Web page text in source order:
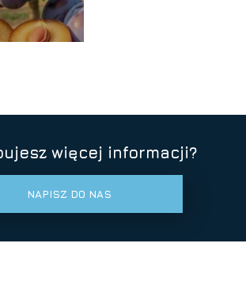
więcej informacji?
NAPISZ DO NAS